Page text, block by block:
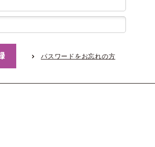
パスワードをお忘れの方